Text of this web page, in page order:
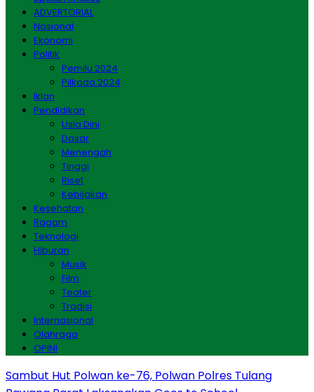
ADVERTORIAL
Nasional
Ekonomi
Politik
Pemilu 2024
Pilkada 2024
Iklan
Pendidikan
Usia Dini
Dasar
Menengah
Tinggi
Riset
Kebijakan
Kesehatan
Ragam
Teknologi
Hiburan
Musik
Film
Teater
Tradisi
Internasional
Olahraga
OPINI
Sambut Hut Polwan ke-76, Polwan Polres Tulang